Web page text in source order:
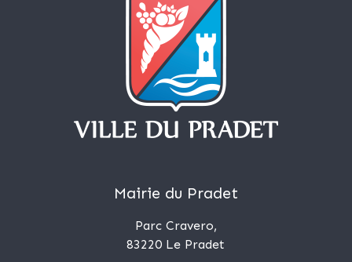
Mairie du Pradet
Parc Cravero,
83220 Le Pradet